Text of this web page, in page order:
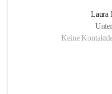
Laura
Keine